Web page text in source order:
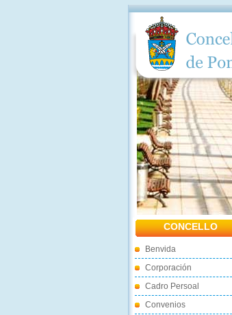
CONCELLO
Benvida
Corporación
Cadro Persoal
Convenios